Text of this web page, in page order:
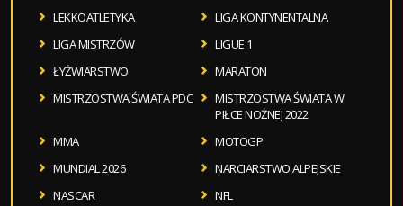
LEKKOATLETYKA
LIGA KONTYNENTALNA
LIGA MISTRZÓW
LIGUE 1
ŁYŻWIARSTWO
MARATON
MISTRZOSTWA ŚWIATA PDC
MISTRZOSTWA ŚWIATA W
PIŁCE NOŻNEJ 2022
MMA
MOTOGP
MUNDIAL 2026
NARCIARSTWO ALPEJSKIE
NASCAR
NFL